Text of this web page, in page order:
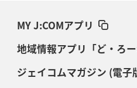
MY J:COMアプリ
地域情報アプリ「ど・ろー
ジェイコムマガジン (電子